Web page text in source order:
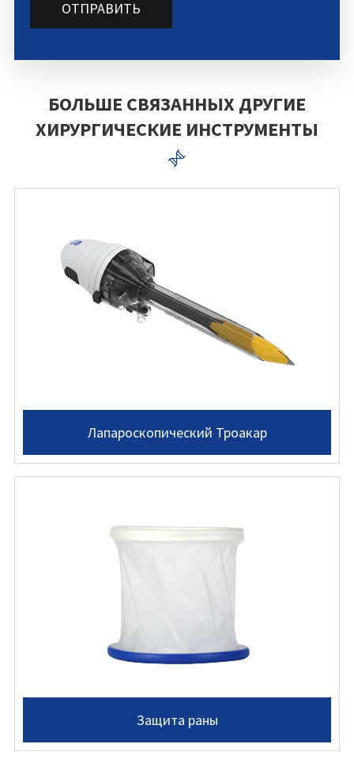
ОТПРАВИТЬ
БОЛЬШЕ СВЯЗАННЫХ ДРУГИЕ
ХИРУРГИЧЕСКИЕ ИНСТРУМЕНТЫ

Лапароскопический Троакар
Защита раны